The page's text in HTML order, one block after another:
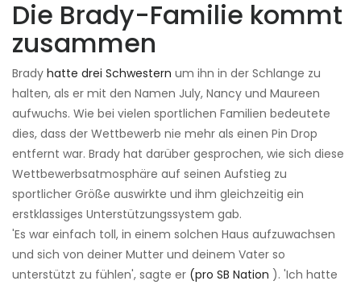
Die Brady-Familie kommt
zusammen
Brady hatte drei Schwestern um ihn in der Schlange zu
halten, als er mit den Namen July, Nancy und Maureen
aufwuchs. Wie bei vielen sportlichen Familien bedeutete
dies, dass der Wettbewerb nie mehr als einen Pin Drop
entfernt war. Brady hat darüber gesprochen, wie sich diese
Wettbewerbsatmosphäre auf seinen Aufstieg zu
sportlicher Größe auswirkte und ihm gleichzeitig ein
erstklassiges Unterstützungssystem gab.
'Es war einfach toll, in einem solchen Haus aufzuwachsen
und sich von deiner Mutter und deinem Vater so
unterstützt zu fühlen', sagte er (pro SB Nation ). 'Ich hatte